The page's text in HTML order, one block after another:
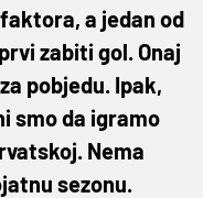
a jedan od
zabiti gol. Onaj
pobjedu. Ipak,
smo da igramo
Nema
sezonu.